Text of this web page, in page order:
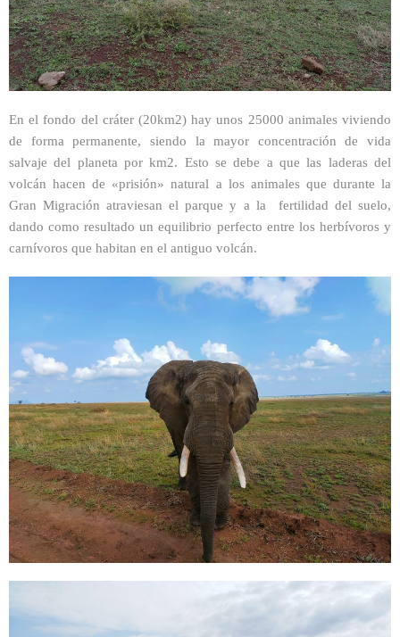
En el fondo del cráter (20km2) hay unos 25000 animales viviendo
de forma permanente, siendo la mayor concentración de vida
salvaje del planeta por km2. Esto se debe a que las laderas del
volcán hacen de «prisión» natural a los animales que durante la
Gran Migración atraviesan el parque y a la fertilidad del suelo,
dando como resultado un equilibrio perfecto entre los herbívoros y
carnívoros que habitan en el antiguo volcán.